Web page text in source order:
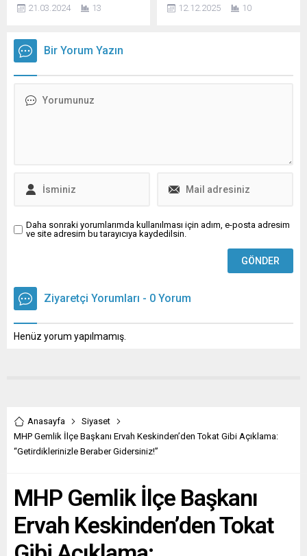
çıkabiliyor veya zaten var...
reaksiyonların
ve sistemlerin uyumlu
çalışmasında rol alıyor.
idrar, eklem sıvısı ve beyin
Su, insan hayatı için
21.03.2024 13
önemli bir sağlık
Ölçümü ile Sağlık Tespiti
12.12.2025 10
Bir Yorum Yazın
Daha sonraki yorumlarımda kullanılması için adım, e-posta adresim
ve site adresim bu tarayıcıya kaydedilsin.
Ziyaretçi Yorumları - 0 Yorum
Henüz yorum yapılmamış.
Anasayfa
Siyaset
MHP Gemlik İlçe Başkanı Ervah Keskinden’den Tokat Gibi Açıklama:
“Getirdiklerinizle Beraber Gidersiniz!”
MHP Gemlik İlçe Başkanı
Ervah Keskinden’den Tokat